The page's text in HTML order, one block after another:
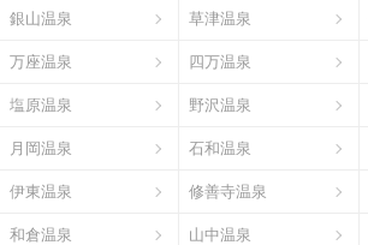
銀山温泉 草津温泉
万座温泉 四万温泉
塩原温泉 野沢温泉
月岡温泉 石和温泉
伊東温泉 修善寺温泉
和倉温泉 山中温泉